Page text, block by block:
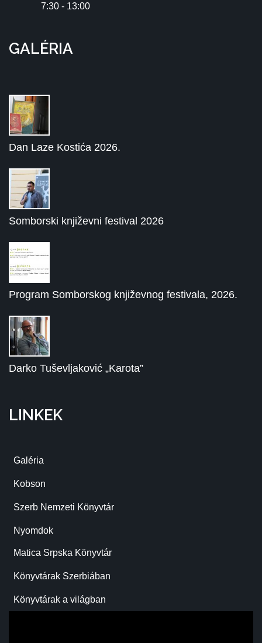
7:30 - 13:00
GALÉRIA
Dan Laze Kostića 2026.
Somborski književni festival 2026
Program Somborskog književnog festivala, 2026.
Darko Tuševljaković „Karota”
LINKEK
Galéria
Kobson
Szerb Nemzeti Könyvtár
Nyomdok
Matica Srpska Könyvtár
Könyvtárak Szerbiában
Könyvtárak a világban